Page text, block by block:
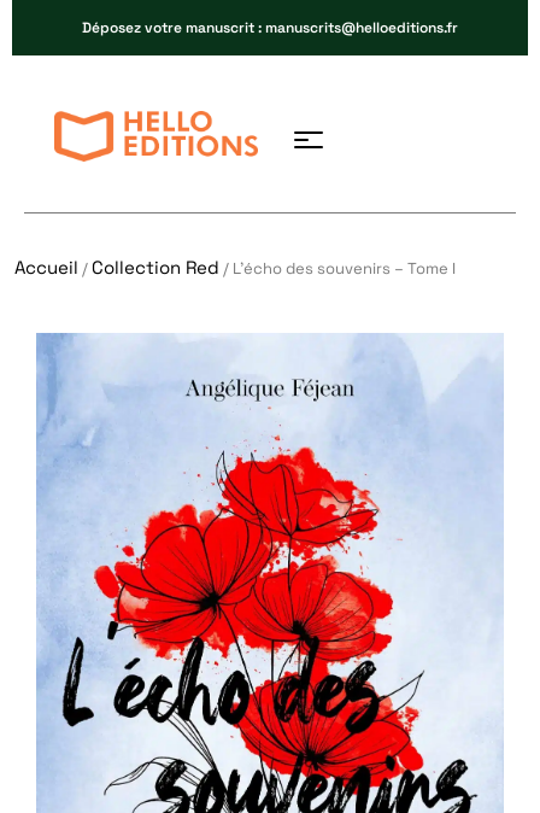
Déposez votre manuscrit : manuscrits@helloeditions.fr
Accueil /Collection Red / L’écho des souvenirs – Tome I